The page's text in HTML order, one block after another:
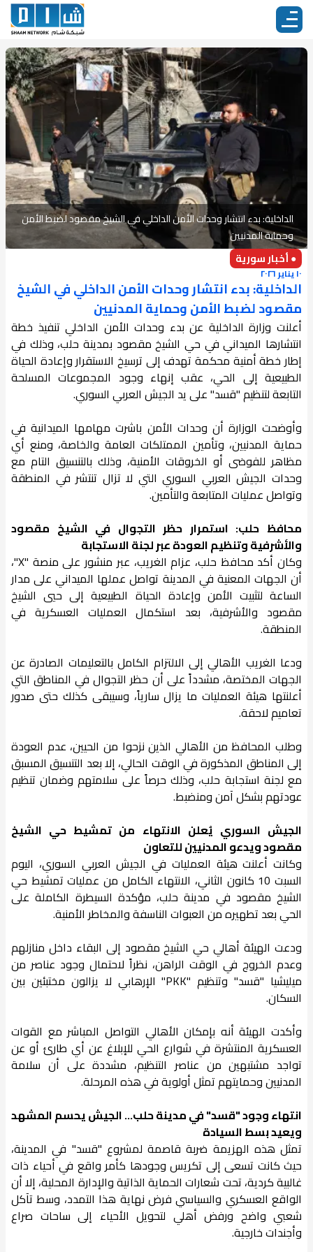
الداخلية: بدء انتشار وحدات الأمن الداخلي في الشيخ مقصود لضبط الأمن
وحماية المدنيين
● أخبار سورية
١٠ يناير ٢٠٢٦
الداخلية: بدء انتشار وحدات الأمن الداخلي في الشيخ
مقصود لضبط الأمن وحماية المدنيين
أعلنت وزارة الداخلية عن بدء وحدات الأمن الداخلي تنفيذ خطة
انتشارها الميداني في حي الشيخ مقصود بمدينة حلب، وذلك في
إطار خطة أمنية محكمة تهدف إلى ترسيخ الاستقرار وإعادة الحياة
الطبيعية إلى الحي، عقب إنهاء وجود المجموعات المسلحة
التابعة لتنظيم "قسد" على يد الجيش العربي السوري.
وأوضحت الوزارة أن وحدات الأمن باشرت مهامها الميدانية في
حماية المدنيين، وتأمين الممتلكات العامة والخاصة، ومنع أي
مظاهر للفوضى أو الخروقات الأمنية، وذلك بالتنسيق التام مع
وحدات الجيش العربي السوري التي لا تزال تنتشر في المنطقة
وتواصل عمليات المتابعة والتأمين.
محافظ حلب: استمرار حظر التجوال في الشيخ مقصود
والأشرفية وتنظيم العودة عبر لجنة الاستجابة
وكان أكد محافظ حلب، عزام الغريب، عبر منشور على منصة "X"،
أن الجهات المعنية في المدينة تواصل عملها الميداني على مدار
الساعة لتثبيت الأمن وإعادة الحياة الطبيعية إلى حيي الشيخ
مقصود والأشرفية، بعد استكمال العمليات العسكرية في
المنطقة.
ودعا الغريب الأهالي إلى الالتزام الكامل بالتعليمات الصادرة عن
الجهات المختصة، مشدداً على أن حظر التجوال في المناطق التي
أعلنتها هيئة العمليات ما يزال سارياً، وسيبقى كذلك حتى صدور
تعاميم لاحقة.
وطلب المحافظ من الأهالي الذين نزحوا من الحيين، عدم العودة
إلى المناطق المذكورة في الوقت الحالي، إلا بعد التنسيق المسبق
مع لجنة استجابة حلب، وذلك حرصاً على سلامتهم وضمان تنظيم
عودتهم بشكل آمن ومنضبط.
الجيش السوري يُعلن الانتهاء من تمشيط حي الشيخ
مقصود ويدعو المدنيين للتعاون
وكانت أعلنت هيئة العمليات في الجيش العربي السوري، اليوم
السبت 10 كانون الثاني، الانتهاء الكامل من عمليات تمشيط حي
الشيخ مقصود في مدينة حلب، مؤكدة السيطرة الكاملة على
الحي بعد تطهيره من العبوات الناسفة والمخاطر الأمنية.
ودعت الهيئة أهالي حي الشيخ مقصود إلى البقاء داخل منازلهم
وعدم الخروج في الوقت الراهن، نظراً لاحتمال وجود عناصر من
ميليشيا "قسد" وتنظيم "PKK" الإرهابي لا يزالون مختبئين بين
السكان.
وأكدت الهيئة أنه بإمكان الأهالي التواصل المباشر مع القوات
العسكرية المنتشرة في شوارع الحي للإبلاغ عن أي طارئ أو عن
تواجد مشتبهين من عناصر التنظيم، مشددة على أن سلامة
المدنيين وحمايتهم تمثل أولوية في هذه المرحلة.
انتهاء وجود "قسد" في مدينة حلب... الجيش يحسم المشهد
ويعيد بسط السيادة
تمثل هذه الهزيمة ضربة قاصمة لمشروع "قسد" في المدينة،
حيث كانت تسعى إلى تكريس وجودها كأمر واقع في أحياء ذات
غالبية كردية، تحت شعارات الحماية الذاتية والإدارة المحلية، إلا أن
الواقع العسكري والسياسي فرض نهاية هذا التمدد، وسط تآكل
شعبي واضح ورفض أهلي لتحويل الأحياء إلى ساحات صراع
وأجندات خارجية.